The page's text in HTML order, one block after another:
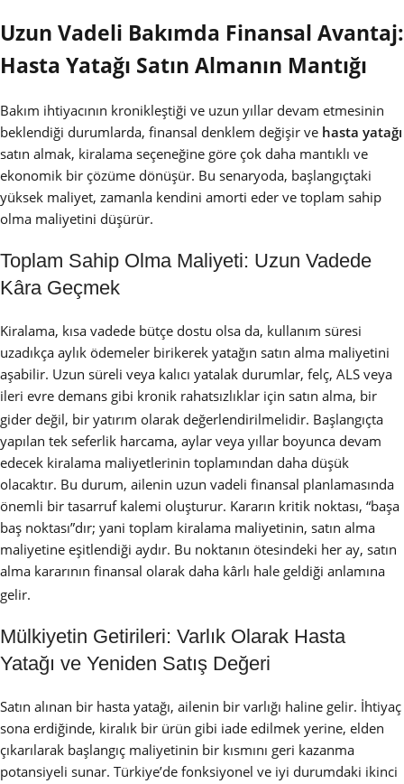
Uzun Vadeli Bakımda Finansal Avantaj:
Hasta Yatağı Satın Almanın Mantığı
Bakım ihtiyacının kronikleştiği ve uzun yıllar devam etmesinin
beklendiği durumlarda, finansal denklem değişir ve hasta yatağı
satın almak, kiralama seçeneğine göre çok daha mantıklı ve
ekonomik bir çözüme dönüşür. Bu senaryoda, başlangıçtaki
yüksek maliyet, zamanla kendini amorti eder ve toplam sahip
olma maliyetini düşürür.
Toplam Sahip Olma Maliyeti: Uzun Vadede
Kâra Geçmek
Kiralama, kısa vadede bütçe dostu olsa da, kullanım süresi
uzadıkça aylık ödemeler birikerek yatağın satın alma maliyetini
aşabilir. Uzun süreli veya kalıcı yatalak durumlar, felç, ALS veya
ileri evre demans gibi kronik rahatsızlıklar için satın alma, bir
gider değil, bir yatırım olarak değerlendirilmelidir. Başlangıçta
yapılan tek seferlik harcama, aylar veya yıllar boyunca devam
edecek kiralama maliyetlerinin toplamından daha düşük
olacaktır. Bu durum, ailenin uzun vadeli finansal planlamasında
önemli bir tasarruf kalemi oluşturur. Kararın kritik noktası, “başa
baş noktası”dır; yani toplam kiralama maliyetinin, satın alma
maliyetine eşitlendiği aydır. Bu noktanın ötesindeki her ay, satın
alma kararının finansal olarak daha kârlı hale geldiği anlamına
gelir.
Mülkiyetin Getirileri: Varlık Olarak Hasta
Yatağı ve Yeniden Satış Değeri
Satın alınan bir hasta yatağı, ailenin bir varlığı haline gelir. İhtiyaç
sona erdiğinde, kiralık bir ürün gibi iade edilmek yerine, elden
çıkarılarak başlangıç maliyetinin bir kısmını geri kazanma
potansiyeli sunar. Türkiye’de fonksiyonel ve iyi durumdaki ikinci